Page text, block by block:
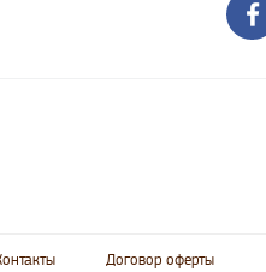
Договор оферты